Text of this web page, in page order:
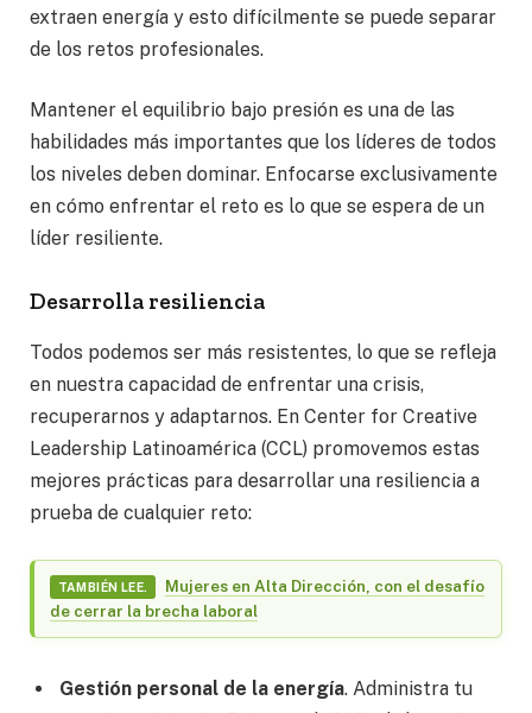
extraen energía y esto difícilmente se puede separar
de los retos profesionales.
Mantener el equilibrio bajo presión es una de las
habilidades más importantes que los líderes de todos
los niveles deben dominar. Enfocarse exclusivamente
en cómo enfrentar el reto es lo que se espera de un
líder resiliente.
Desarrolla resiliencia
Todos podemos ser más resistentes, lo que se refleja
en nuestra capacidad de enfrentar una crisis,
recuperarnos y adaptarnos. En Center for Creative
Leadership Latinoamérica (CCL) promovemos estas
mejores prácticas para desarrollar una resiliencia a
prueba de cualquier reto:
TAMBIÉN LEE.
Mujeres en Alta Dirección, con el desafío
de cerrar la brecha laboral
Gestión personal de la energía. Administra tu